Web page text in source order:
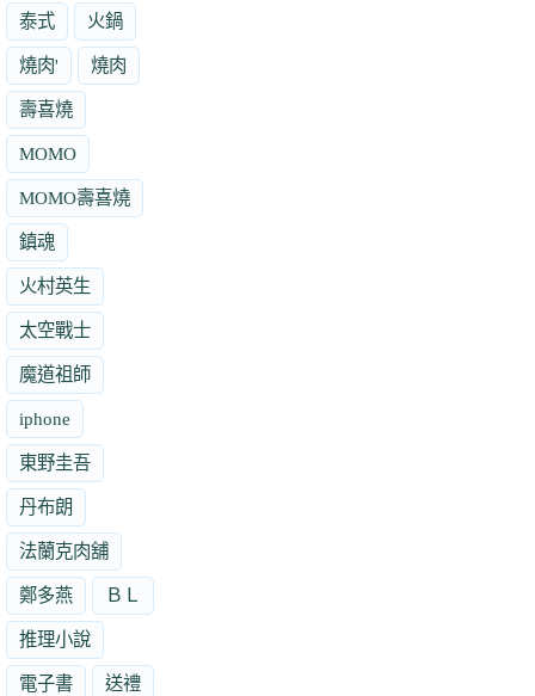
泰式 火鍋
燒肉' 燒肉
壽喜燒
MOMO
MOMO壽喜燒
鎮魂
火村英生
太空戰士
魔道祖師
iphone
東野圭吾
丹布朗
法蘭克肉舖
鄭多燕 ＢＬ
推理小說
電子書 送禮